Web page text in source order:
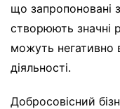
що запропоновані
створюють значні
можуть негативно
діяльності.
Добросовісний